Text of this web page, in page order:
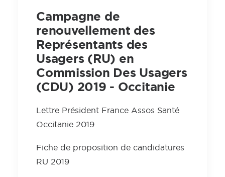
Campagne de
renouvellement des
Représentants des
Usagers (RU) en
Commission Des Usagers
(CDU) 2019 - Occitanie
Lettre Président France Assos Santé
Occitanie 2019
Fiche de proposition de candidatures
RU 2019